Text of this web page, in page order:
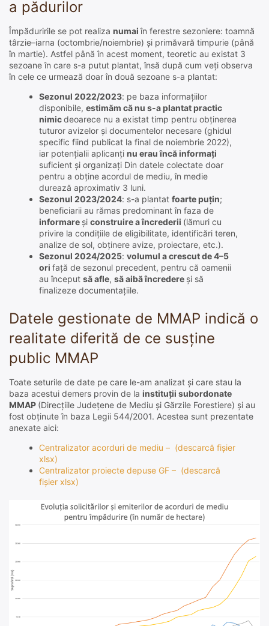
a pădurilor
Împăduririle se pot realiza numaiîn ferestre sezoniere: toamnă
târzie–iarna (octombrie/noiembrie) și primăvară timpurie (până
în martie). Astfel până în acest moment, teoretic au existat 3
sezoane în care s-a putut plantat, însă după cum veți observa
în cele ce urmează doar în două sezoane s-a plantat:
Sezonul 2022/2023: pe baza informațiilor
disponibile, estimăm că nu s-a plantat practic
nimicdeoarece nu a existat timp pentru obținerea
tuturor avizelor și documentelor necesare (ghidul
specific fiind publicat la final de noiembrie 2022),
iar potențialii aplicanți nu erau încă informați
suficient și organizați Din datele colectate doar
pentru a obține acordul de mediu, în medie
durează aproximativ 3 luni.
Sezonul 2023/2024: s-a plantat foarte puțin;
beneficiarii au rămas predominant în faza de
informare și construire a încrederii (lămuri cu
privire la condițiile de eligibilitate, identificări teren,
analize de sol, obținere avize, proiectare, etc.).
Sezonul 2024/2025: volumul a crescut de 4–5
ori față de sezonul precedent, pentru că oamenii
au început să afle, să aibă încredere și să
finalizeze documentațiile.
Datele gestionate de MMAP indică o
realitate diferită de ce susține
public MMAP
Toate seturile de date pe care le-am analizat și care stau la
baza acestui demers provin de la instituții subordonate
MMAP (Direcțiile Județene de Mediu și Gărzile Forestiere) și au
fost obținute în baza Legii 544/2001. Acestea sunt prezentate
anexate aici:
Centralizator acorduri de mediu – (descarcă fișier
xlsx)
Centralizator proiecte depuse GF – (descarcă
fișier xlsx)